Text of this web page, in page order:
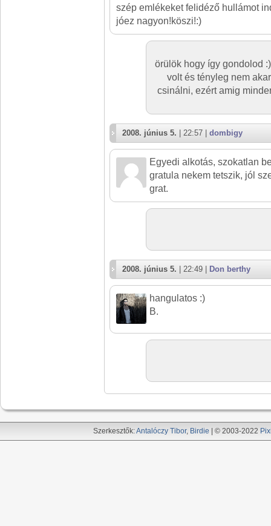
szép emlékeket felidéző hullámot
jóez nagyon!köszi!:)
örülök hogy így gondolod
volt és tényleg nem
csinálni, ezért amig
2008. június 5. | 22:57 | dombigy
Egyedi alkotás, szokatlan
gratula nekem tetszik, jól
grat.
2008. június 5. | 22:49 | Don berthy
hangulatos :)
B.
Szerkesztők:Antalóczy Tibor, Birdie | © 2003-2022